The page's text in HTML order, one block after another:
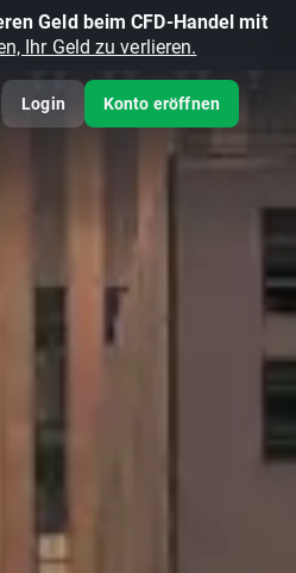
Geld beim CFD-Handel mit
Ihr Geld zu verlieren.
Login Konto eröffnen